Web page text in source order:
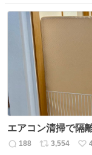
ス
ト
数
ね
エアコン清掃で隔
返
188
リ
3,554
い